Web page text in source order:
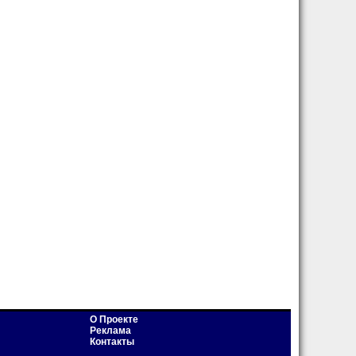
О Проекте
Реклама
Контакты